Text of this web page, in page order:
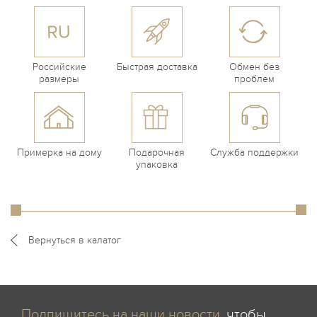
Российские
размеры
Быстрая доставка
Обмен без
проблем
Примерка на дому
Подарочная
упаковка
Служба поддержки
Вернуться в калатог